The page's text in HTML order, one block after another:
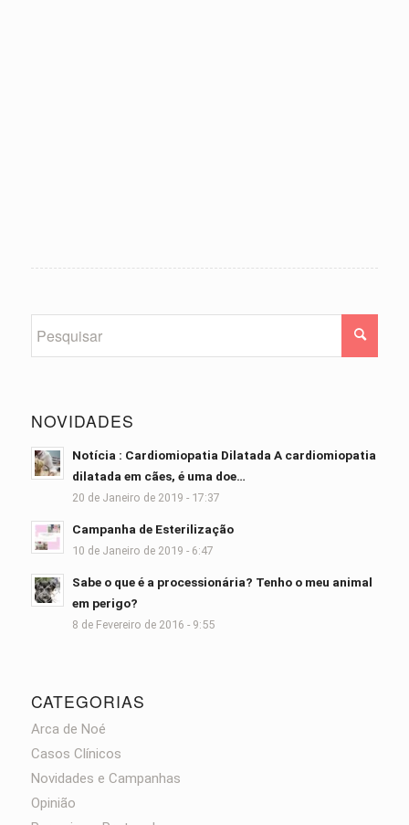
NOVIDADES
Notícia : Cardiomiopatia Dilatada A cardiomiopatia
dilatada em cães, é uma doe…
20 de Janeiro de 2019 - 17:37
Campanha de Esterilização
10 de Janeiro de 2019 - 6:47
Sabe o que é a processionária? Tenho o meu animal
em perigo?
8 de Fevereiro de 2016 - 9:55
CATEGORIAS
Arca de Noé
Casos Clínicos
Novidades e Campanhas
Opinião